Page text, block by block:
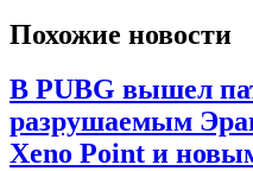
Похожие новости
В PUBG вышел
разрушаемым
Xeno Point и